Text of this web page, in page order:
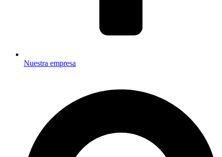
Nuestra empresa